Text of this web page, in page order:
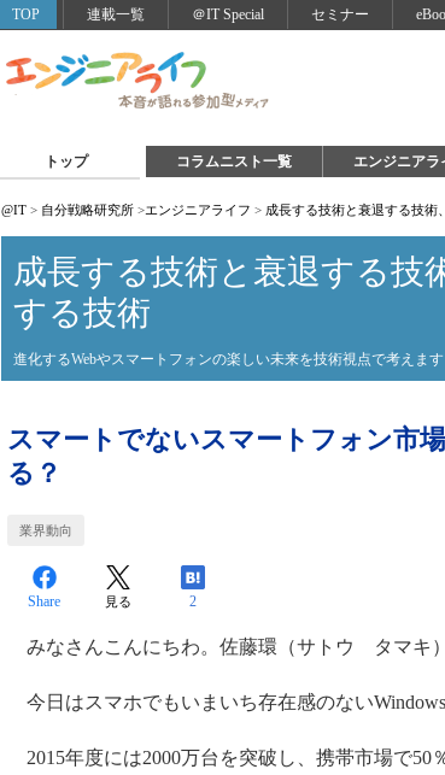
TOP 連載一覧 ＠IT Special セミナー
トップ コラムニスト一覧 エンジニアラ
@IT > 自分戦略研究所 >エンジニアライフ > 成長する技術と衰退する技術
成長する技術と衰退する技
する技術
進化するWebやスマートフォンの楽しい未来を技術視点で考えます
スマートでないスマートフォン市
る？
業界動向
Share 見る 2
みなさんこんにちわ。佐藤環（サトウ タマキ）
今日はスマホでもいまいち存在感のないWindows
2015年度には2000万台を突破し、携帯市場で50